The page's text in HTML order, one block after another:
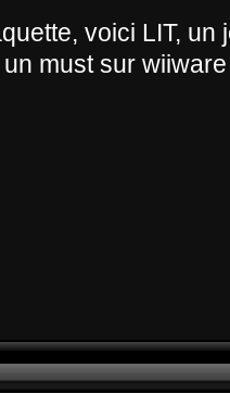
voici LIT, un
must sur